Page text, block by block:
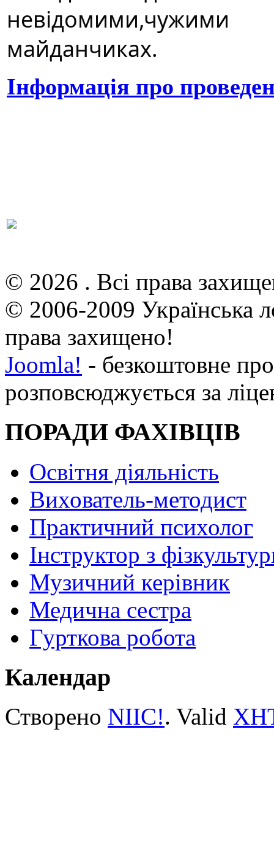
майданчиках.
Інформація про
© 2026 . Всі права
© 2006-2009 Українська
права захищено!
Joomla! - безкоштовне
розповсюджується за
ПОРАДИ ФАХІВЦІВ
Освітня діяльність
Вихователь-методист
Практичний психолог
Інструктор з
Музичний керівник
Медична сестра
Гурткова робота
Календар
Створено NIIC!. Valid